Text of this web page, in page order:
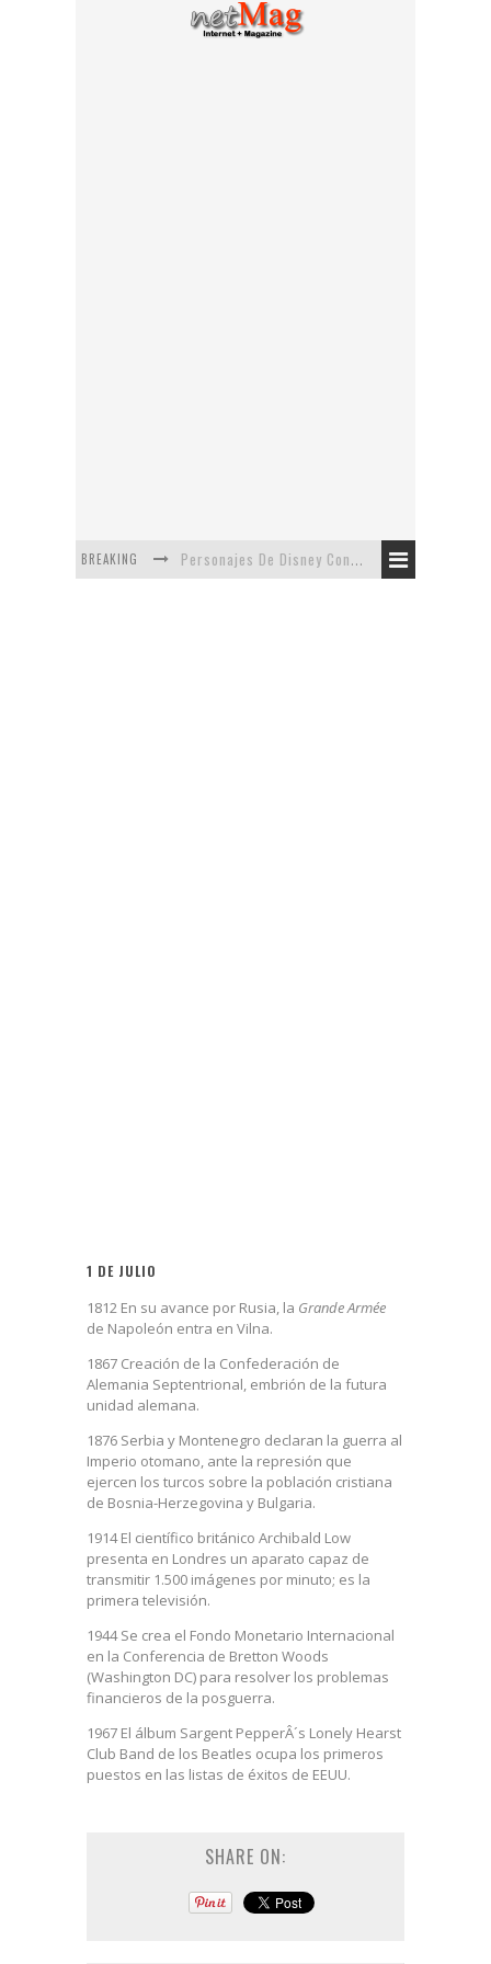
BREAKING Personajes De Disney Con Vestuarios Contemporáneos
1 DE JULIO
1812 En su avance por Rusia, la Grande Armée
de Napoleón entra en Vilna.
1867 Creación de la Confederación de
Alemania Septentrional, embrión de la futura
unidad alemana.
1876 Serbia y Montenegro declaran la guerra al
Imperio otomano, ante la represión que
ejercen los turcos sobre la población cristiana
de Bosnia-Herzegovina y Bulgaria.
1914 El científico británico Archibald Low
presenta en Londres un aparato capaz de
transmitir 1.500 imágenes por minuto; es la
primera televisión.
1944 Se crea el Fondo Monetario Internacional
en la Conferencia de Bretton Woods
(Washington DC) para resolver los problemas
financieros de la posguerra.
1967 El álbum Sargent PepperÂ´s Lonely Hearst
Club Band de los Beatles ocupa los primeros
puestos en las listas de éxitos de EEUU.
SHARE ON: